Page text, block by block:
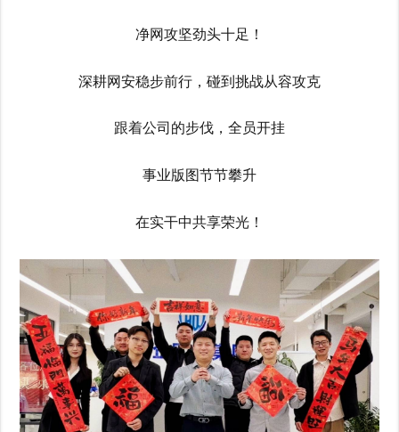
净网攻坚劲头十足！
深耕网安稳步前行，碰到挑战从容攻克
跟着公司的步伐，全员开挂
事业版图节节攀升
在实干中共享荣光！